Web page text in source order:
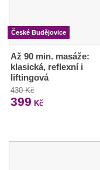
České Budějovice
Až 90 min. masáže:
klasická, reflexní i
liftingová
430 Kč
399 Kč